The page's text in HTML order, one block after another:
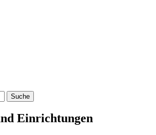
Einrichtungen